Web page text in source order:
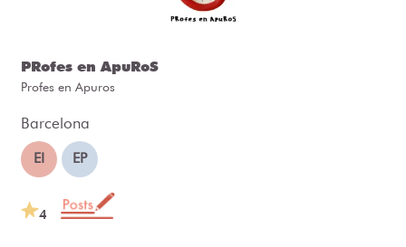
PRofes en ApuRoS
Profes en Apuros
Barcelona
EI EP
4